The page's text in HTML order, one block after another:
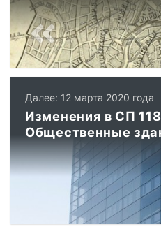
Далее: 12 марта 2020 года
Изменения в СП
Общественные